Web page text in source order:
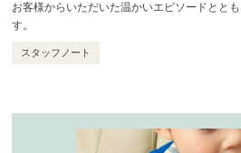
お客様からいただいた温かいエピソードとと
す。
スタッフノート